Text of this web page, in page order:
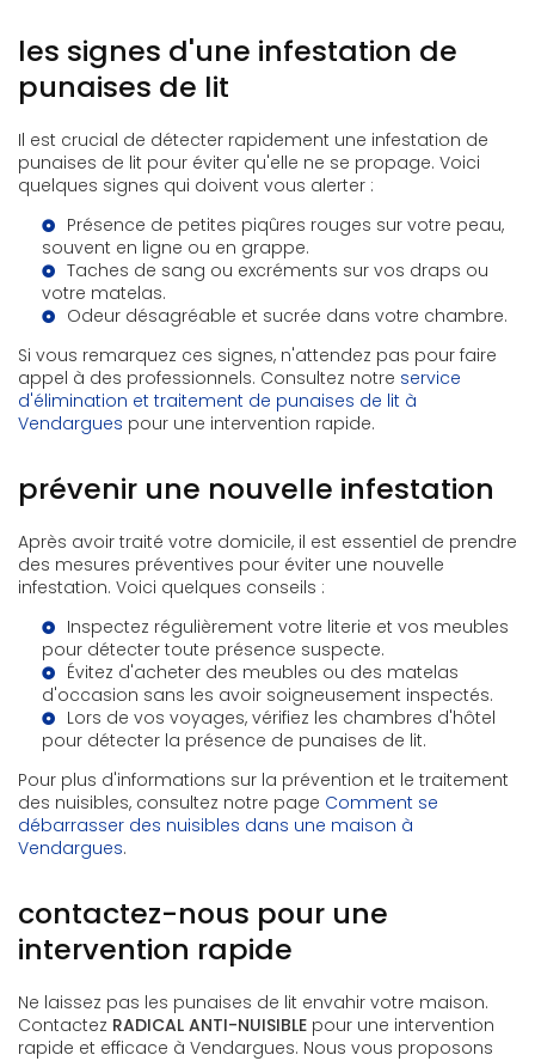
les signes d'une infestation de
punaises de lit
Il est crucial de détecter rapidement une infestation de
punaises de lit pour éviter qu'elle ne se propage. Voici
quelques signes qui doivent vous alerter :
Présence de petites piqûres rouges sur votre peau,
souvent en ligne ou en grappe.
Taches de sang ou excréments sur vos draps ou
votre matelas.
Odeur désagréable et sucrée dans votre chambre.
Si vous remarquez ces signes, n'attendez pas pour faire
appel à des professionnels. Consultez notre service
d'élimination et traitement de punaises de lit à
Vendargues pour une intervention rapide.
prévenir une nouvelle infestation
Après avoir traité votre domicile, il est essentiel de prendre
des mesures préventives pour éviter une nouvelle
infestation. Voici quelques conseils :
Inspectez régulièrement votre literie et vos meubles
pour détecter toute présence suspecte.
Évitez d'acheter des meubles ou des matelas
d'occasion sans les avoir soigneusement inspectés.
Lors de vos voyages, vérifiez les chambres d'hôtel
pour détecter la présence de punaises de lit.
Pour plus d'informations sur la prévention et le traitement
des nuisibles, consultez notre page Comment se
débarrasser des nuisibles dans une maison à
Vendargues.
contactez-nous pour une
intervention rapide
Ne laissez pas les punaises de lit envahir votre maison.
Contactez RADICAL ANTI-NUISIBLE pour une intervention
rapide et efficace à Vendargues. Nous vous proposons